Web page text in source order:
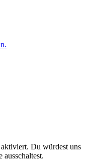
aktiviert. Du würdest uns